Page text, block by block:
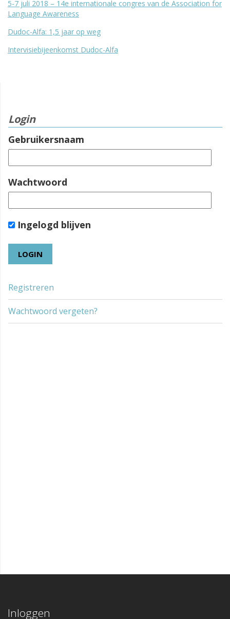
5-7 juli 2018 – 14e internationale congres van de Association for
Language Awareness
Dudoc-Alfa: 1,5 jaar op weg
Intervisiebijeenkomst Dudoc-Alfa
Login
Gebruikersnaam
Wachtwoord
Ingelogd blijven
Registreren
Wachtwoord vergeten?
Inloggen